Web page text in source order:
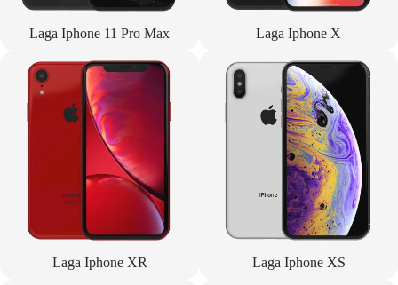
Laga Iphone 11 Pro Max Laga Iphone X
Laga Iphone XR Laga Iphone XS